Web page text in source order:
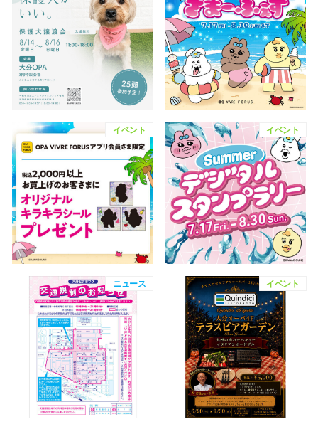
イベント イベント
ニュース イベント
施設案内
アクセ
スタッ
公式SNS
企業情報
お問い合わせ
利用規約
ソーシャル